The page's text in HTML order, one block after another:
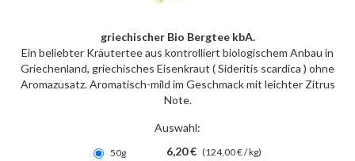
griechischer Bio Bergtee kbA.
Ein beliebter Kräutertee aus kontrolliert biologischem Anbau in
Griechenland, griechisches Eisenkraut ( Sideritis scardica ) ohne
Aromazusatz. Aromatisch-mild im Geschmack mit leichter Zitrus
Note.
Auswahl:
50g 6,20 € (124,00 € / kg)